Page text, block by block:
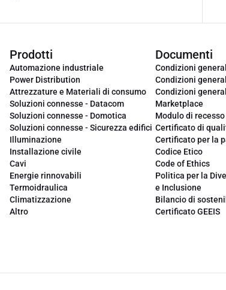
Prodotti
Automazione industriale
Power Distribution
Attrezzature e Materiali di consumo
Soluzioni connesse - Datacom
Soluzioni connesse - Domotica
Soluzioni connesse - Sicurezza edifici
Illuminazione
Installazione civile
Cavi
Energie rinnovabili
Termoidraulica
Climatizzazione
Altro
Documenti
Condizioni
Condizioni
Condizioni
Marketplace
Modulo di recesso
Certificato di
Certificato per la
Codice Etico
Code of Ethics
Politica per la
e Inclusione
Bilancio di
Certificato GEEIS